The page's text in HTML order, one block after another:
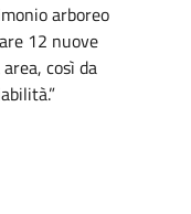
arboreo
12 nuove
così da